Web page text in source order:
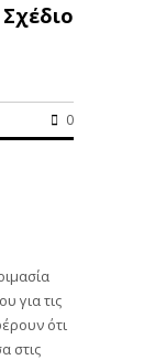
0
για τις
ότι
στις